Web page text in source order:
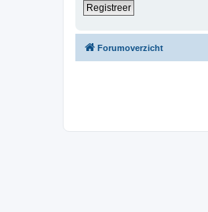
Registreer
Forumoverzicht